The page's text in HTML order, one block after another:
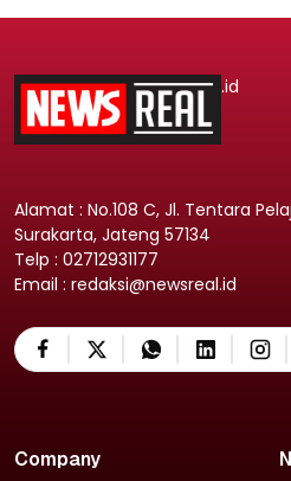
.id
Alamat : No.108 C, Jl. Tentara
Surakarta, Jateng 57134
Telp : 02712931177
Email : redaksi@newsreal.id
Company